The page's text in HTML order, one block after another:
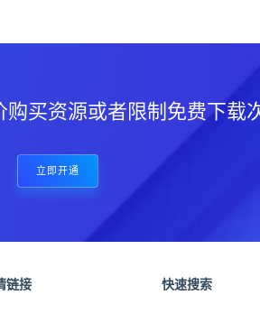
买资源或者限制免费下载
立即开通
链接 快速搜索